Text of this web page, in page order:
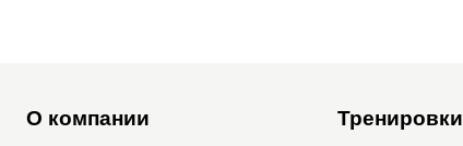
О компании Тренировки